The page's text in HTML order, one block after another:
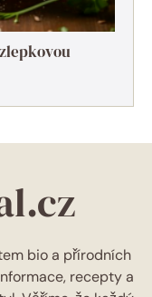
bio a přírodních
recepty a